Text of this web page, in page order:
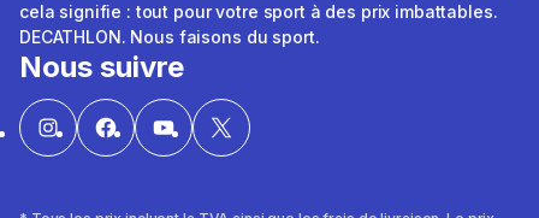
cela signifie : tout pour votre sport à des prix imbattables.
DECATHLON. Nous faisons du sport.
Nous suivre